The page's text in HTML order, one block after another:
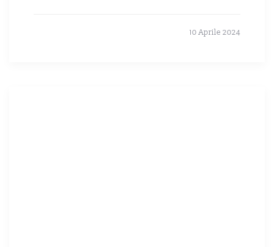
10 Aprile 2024